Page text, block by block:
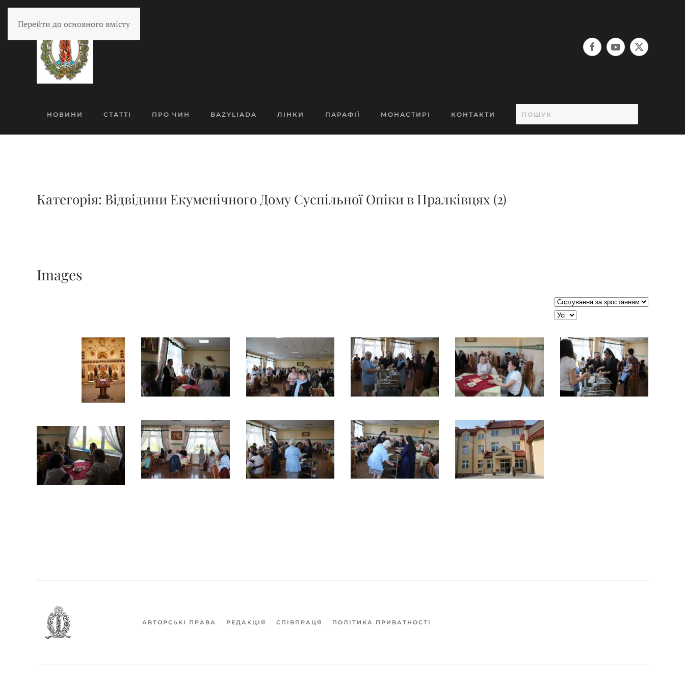
Перейти до основного вмісту
НОВИНИ СТАТТІ ПРО ЧИН BAZYLIADA ЛІНКИ ПАРАФІЇ МОНАСТИРІ КОНТАКТИ
Категорія: Відвідини Екуменічного Дому Суспільної Опіки в Пралківцях (2)
Images
Сортувати таблицю за:
JSEARCH_FILTER_LIMIT
АВТОРСЬКІ ПРАВА РЕДАКЦІЯ СПІВПРАЦЯ ПОЛІТИКА ПРИВАТНОСТІ